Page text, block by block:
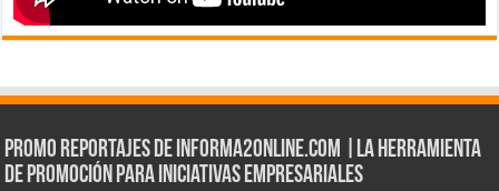
Promo Reportajes de informa2online.com |La herramienta
de Promoción para iniciativas empresariales